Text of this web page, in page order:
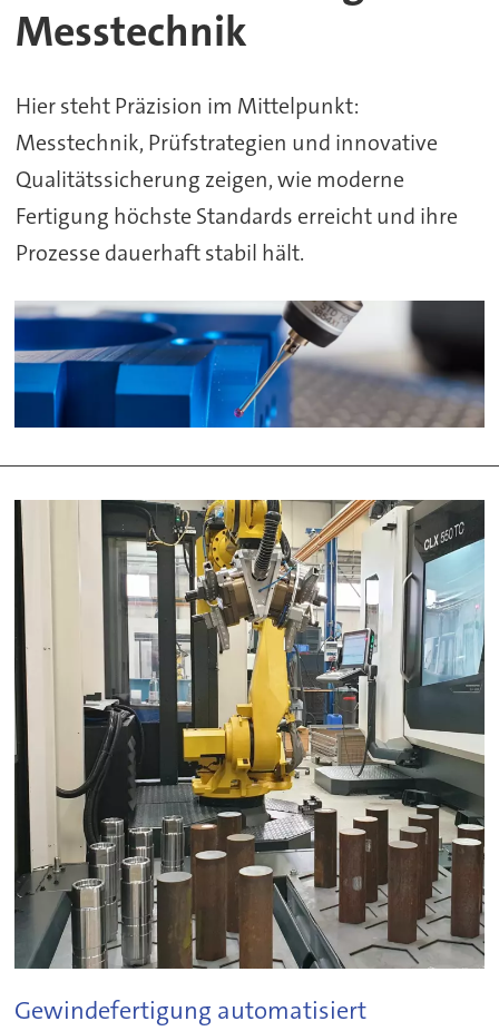
Messtechnik
Hier steht Präzision im Mittelpunkt:
Messtechnik, Prüfstrategien und innovative
Qualitätssicherung zeigen, wie moderne
Fertigung höchste Standards erreicht und ihre
Prozesse dauerhaft stabil hält.
Gewindefertigung automatisiert